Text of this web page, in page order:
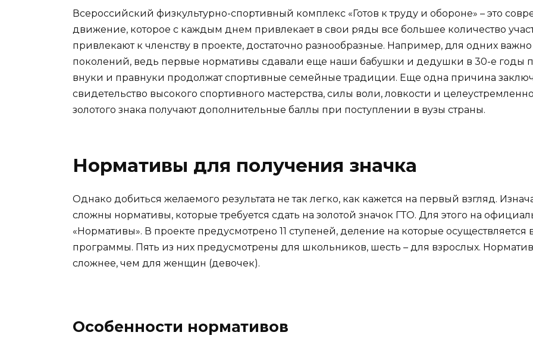
Всероссийский физкультурно-спортивный комплекс «Готов к труду и обороне» – это
движение, которое с каждым днем привлекает в свои ряды все большее количество
привлекают к членству в проекте, достаточно разнообразные. Например, для одних
поколений, ведь первые нормативы сдавали еще наши бабушки и дедушки в 30-е годы
внуки и правнуки продолжат спортивные семейные традиции. Еще одна причина
свидетельство высокого спортивного мастерства, силы воли, ловкости и
золотого знака получают дополнительные баллы при поступлении в вузы страны.
Нормативы для получения значка
Однако добиться желаемого результата не так легко, как кажется на первый взгляд.
сложны нормативы, которые требуется сдать на золотой значок ГТО. Для этого на
«Нормативы». В проекте предусмотрено 11 ступеней, деление на которые осуществляется
программы. Пять из них предусмотрены для школьников, шесть – для взрослых.
сложнее, чем для женщин (девочек).
Особенности нормативов